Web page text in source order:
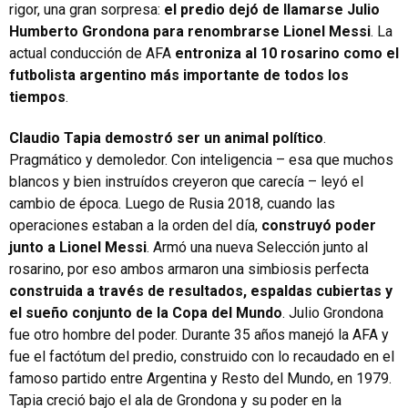
rigor, una gran sorpresa: el predio dejó de llamarse Julio
Humberto Grondona para renombrarse Lionel Messi. La
actual conducción de AFA entroniza al 10 rosarino como el
futbolista argentino más importante de todos los
tiempos.
Claudio Tapia demostró ser un animal político.
Pragmático y demoledor. Con inteligencia – esa que muchos
blancos y bien instruídos creyeron que carecía – leyó el
cambio de época. Luego de Rusia 2018, cuando las
operaciones estaban a la orden del día, construyó poder
junto a Lionel Messi. Armó una nueva Selección junto al
rosarino, por eso ambos armaron una simbiosis perfecta
construida a través de resultados, espaldas cubiertas y
el sueño conjunto de la Copa del Mundo. Julio Grondona
fue otro hombre del poder. Durante 35 años manejó la AFA y
fue el factótum del predio, construido con lo recaudado en el
famoso partido entre Argentina y Resto del Mundo, en 1979.
Tapia creció bajo el ala de Grondona y su poder en la